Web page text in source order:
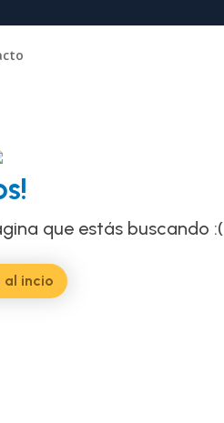
que estás buscando :(
al incio